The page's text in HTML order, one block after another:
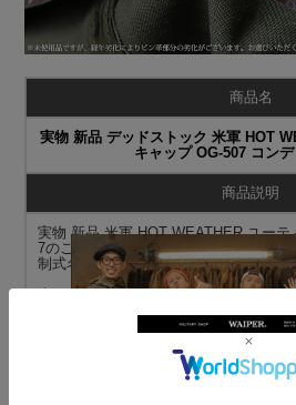
商品名
実物 新品 デッドストック 米軍 HOT
キャップ OG-507 コン
商品説明
実物 新品 米軍 HOT WEATHER ユー
7のご紹介です。
制式名称：CAP，HOT WEATHER，
に硬めのメッシュやアイレットがあり
す。内側のフチには合皮製のビン革が
汗から帽子を保護しています。